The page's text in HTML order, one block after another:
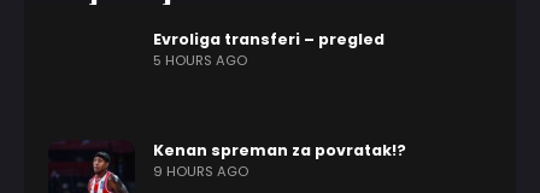
Evroliga transferi – pregled
5 HOURS AGO
Kenan spreman za povratak!?
9 HOURS AGO